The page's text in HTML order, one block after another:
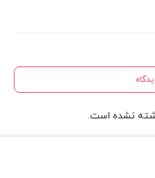
نشده است.